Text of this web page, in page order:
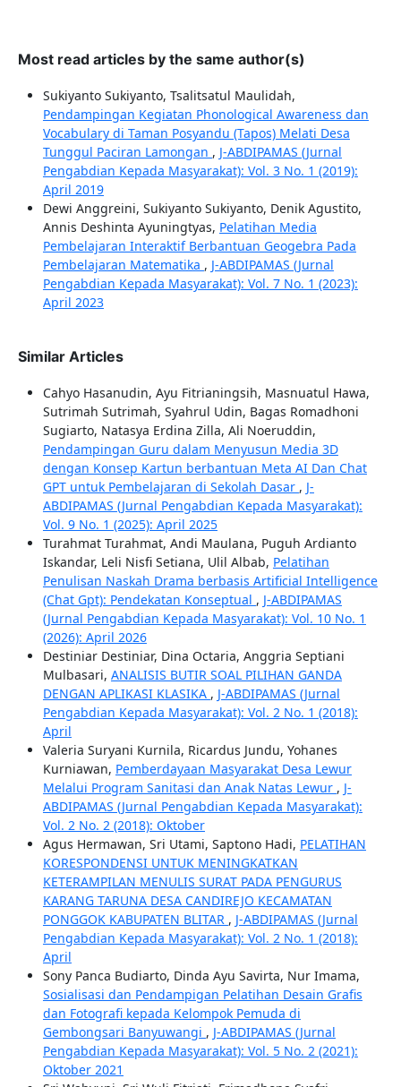
Most read articles by the same author(s)
Sukiyanto Sukiyanto, Tsalitsatul Maulidah,
Pendampingan Kegiatan Phonological Awareness dan
Vocabulary di Taman Posyandu (Tapos) Melati Desa
Tunggul Paciran Lamongan , J-ABDIPAMAS (Jurnal
Pengabdian Kepada Masyarakat): Vol. 3 No. 1 (2019):
April 2019
Dewi Anggreini, Sukiyanto Sukiyanto, Denik Agustito,
Annis Deshinta Ayuningtyas, Pelatihan Media
Pembelajaran Interaktif Berbantuan Geogebra Pada
Pembelajaran Matematika , J-ABDIPAMAS (Jurnal
Pengabdian Kepada Masyarakat): Vol. 7 No. 1 (2023):
April 2023
Similar Articles
Cahyo Hasanudin, Ayu Fitrianingsih, Masnuatul Hawa,
Sutrimah Sutrimah, Syahrul Udin, Bagas Romadhoni
Sugiarto, Natasya Erdina Zilla, Ali Noeruddin,
Pendampingan Guru dalam Menyusun Media 3D
dengan Konsep Kartun berbantuan Meta AI Dan Chat
GPT untuk Pembelajaran di Sekolah Dasar , J-
ABDIPAMAS (Jurnal Pengabdian Kepada Masyarakat):
Vol. 9 No. 1 (2025): April 2025
Turahmat Turahmat, Andi Maulana, Puguh Ardianto
Iskandar, Leli Nisfi Setiana, Ulil Albab, Pelatihan
Penulisan Naskah Drama berbasis Artificial Intelligence
(Chat Gpt): Pendekatan Konseptual , J-ABDIPAMAS
(Jurnal Pengabdian Kepada Masyarakat): Vol. 10 No. 1
(2026): April 2026
Destiniar Destiniar, Dina Octaria, Anggria Septiani
Mulbasari, ANALISIS BUTIR SOAL PILIHAN GANDA
DENGAN APLIKASI KLASIKA , J-ABDIPAMAS (Jurnal
Pengabdian Kepada Masyarakat): Vol. 2 No. 1 (2018):
April
Valeria Suryani Kurnila, Ricardus Jundu, Yohanes
Kurniawan, Pemberdayaan Masyarakat Desa Lewur
Melalui Program Sanitasi dan Anak Natas Lewur , J-
ABDIPAMAS (Jurnal Pengabdian Kepada Masyarakat):
Vol. 2 No. 2 (2018): Oktober
Agus Hermawan, Sri Utami, Saptono Hadi, PELATIHAN
KORESPONDENSI UNTUK MENINGKATKAN
KETERAMPILAN MENULIS SURAT PADA PENGURUS
KARANG TARUNA DESA CANDIREJO KECAMATAN
PONGGOK KABUPATEN BLITAR , J-ABDIPAMAS (Jurnal
Pengabdian Kepada Masyarakat): Vol. 2 No. 1 (2018):
April
Sony Panca Budiarto, Dinda Ayu Savirta, Nur Imama,
Sosialisasi dan Pendampigan Pelatihan Desain Grafis
dan Fotografi kepada Kelompok Pemuda di
Gembongsari Banyuwangi , J-ABDIPAMAS (Jurnal
Pengabdian Kepada Masyarakat): Vol. 5 No. 2 (2021):
Oktober 2021